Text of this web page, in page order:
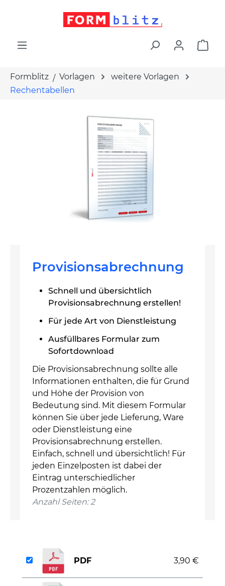
Formblitz Vorlagen
weitere Vorlagen
Rechentabellen
Provisionsabrechnung
Schnell und übersichtlich
Provisionsabrechnung erstellen!
Für jede Art von Dienstleistung
Ausfüllbares Formular zum
Sofortdownload
Die Provisionsabrechnung sollte alle
Informationen enthalten, die für Grund
und Höhe der Provision von
Bedeutung sind. Mit diesem Formular
können Sie über jede Lieferung, Ware
oder Dienstleistung eine
Provisionsabrechnung erstellen.
Einfach, schnell und übersichtlich! Für
jeden Einzelposten ist dabei der
Eintrag unterschiedlicher
Prozentzahlen möglich.
Anzahl Seiten: 2
PDF 3,90 €